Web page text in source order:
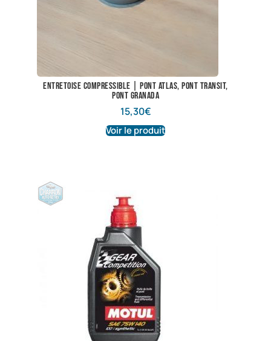
Entretoise compressible | Pont Atlas, pont Transit,
pont Granada
15,30€
Voir le produit